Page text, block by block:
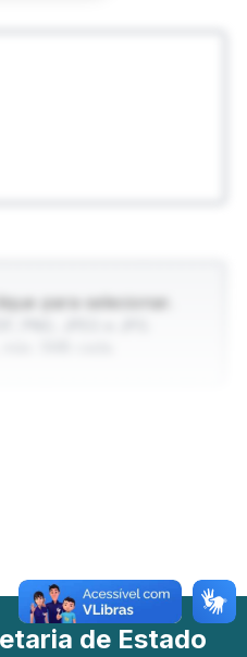
para selecionar.
de Estado